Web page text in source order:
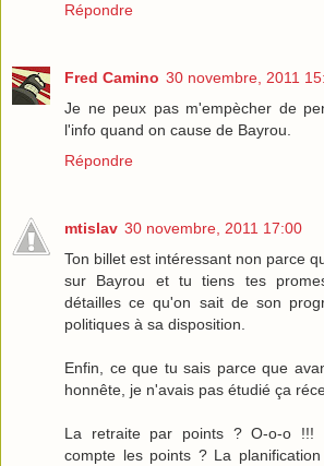
Répondre
Fred Camino 30 novembre, 2011
Je ne peux pas m'empècher de
l'info quand on cause de Bayrou.
Répondre
mtislav 30 novembre, 2011 17:00
Ton billet est intéressant non parce
sur Bayrou et tu tiens tes
détailles ce qu'on sait de son
politiques à sa disposition.
Enfin, ce que tu sais parce que
honnête, je n'avais pas étudié ça
La retraite par points ? O-o-o !!!
compte les points ? La